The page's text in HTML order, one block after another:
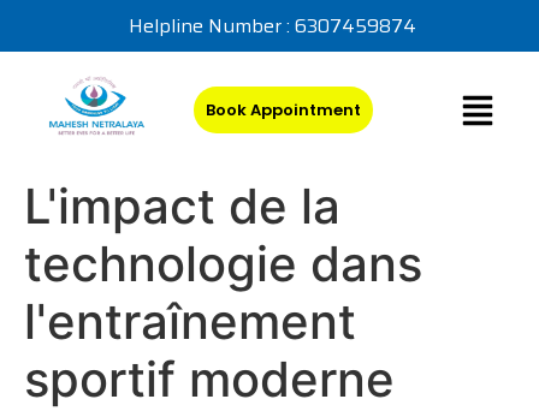
Helpline Number : 6307459874
Book Appointment
L'impact de la
technologie dans
l'entraînement
sportif moderne